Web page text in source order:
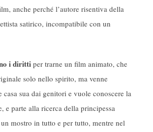
anche perché l’autore risentiva della
satirico, incompatibile con un
i diritti per trarne un film animato, che
solo nello spirito, ma venne
sua dai genitori e vuole conoscere la
e parte alla ricerca della principessa
mostro in tutto e per tutto, mentre nel